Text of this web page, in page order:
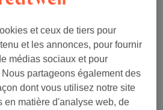
10 €
(3 ) à partir de 30 €
à partir de 5 €
et ceux de tiers pour
et les annonces, pour fournir
médias sociaux et pour
partageons également des
dont vous utilisez notre site
en matière d'analyse web, de